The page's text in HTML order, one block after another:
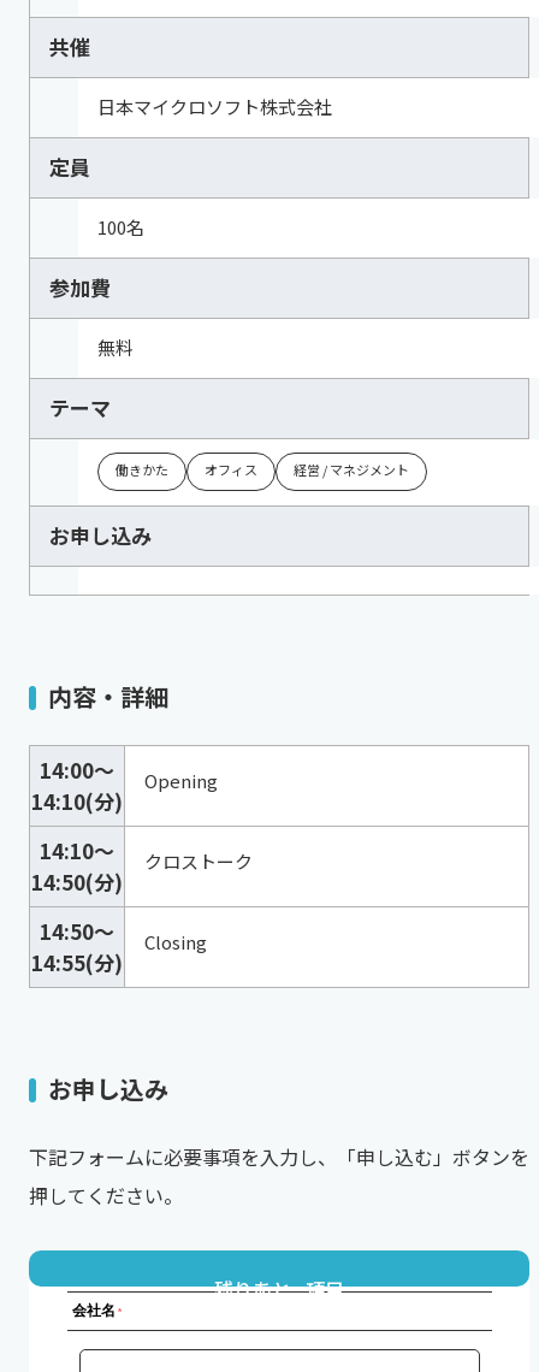
共催
日本マイクロソフト株式会社
定員
100名
参加費
無料
テーマ
働きかた オフィス 経営 / マネジメント
お申し込み
内容・詳細
14:00～
14:10(分)
Opening
14:10～
14:50(分)
クロストーク
14:50～
14:55(分)
Closing
お申し込み
下記フォームに必要事項を入力し、「申し込む」ボタンを
押してください。
残りあと 項目